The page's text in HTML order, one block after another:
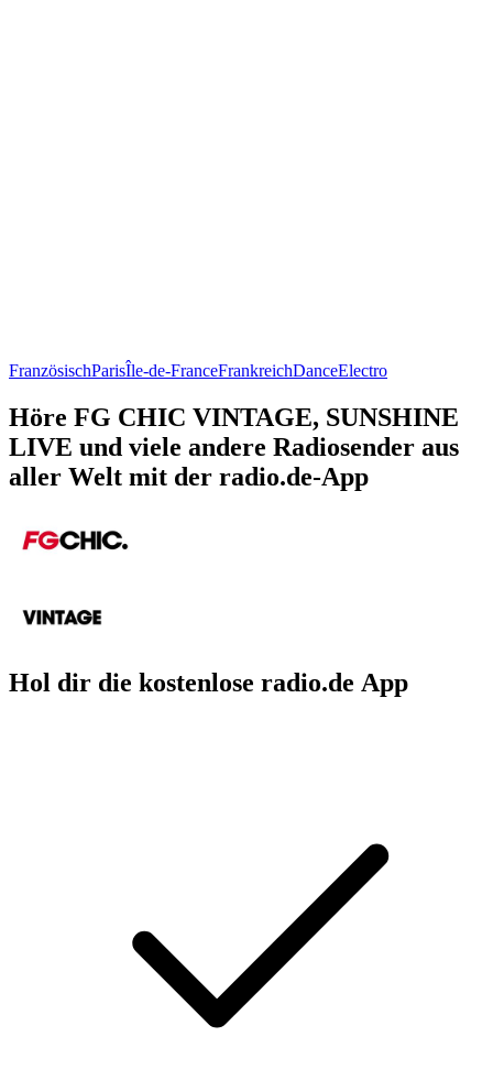
FranzösischParisÎle-de-FranceFrankreichDanceElectro
Höre FG CHIC VINTAGE, SUNSHINE
LIVE und viele andere Radiosender aus
aller Welt mit der radio.de-App
Hol dir die kostenlose radio.de App